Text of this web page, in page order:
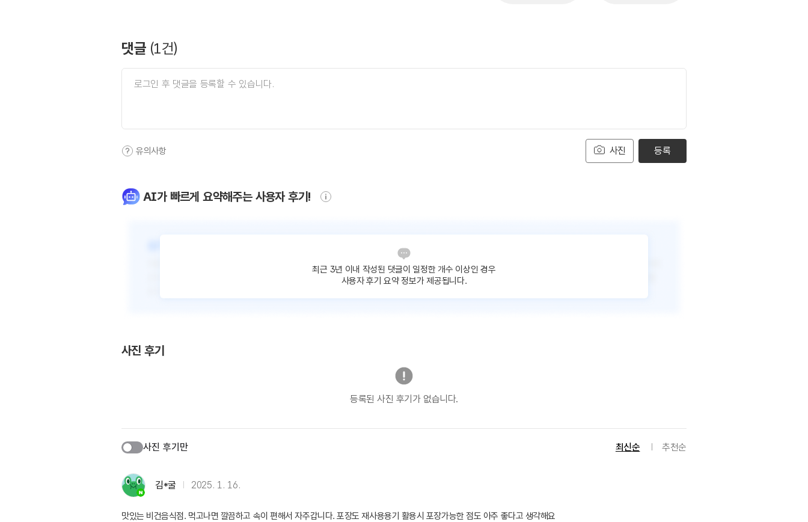
댓글 (1건)
사진
유의사항 등록
AI가 빠르게 요약해주는 사용자 후기!
최근 3년 이내 작성된 댓글이 일정한 개수 이상인 경우
사용자 후기 요약 정보가 제공됩니다.
사진 후기
등록된 사진 후기가 없습니다.
사진 후기만 최신순 추천순
김*굴 2025. 1. 16.
맛있는 비건음식점. 먹고나면 깔끔하고 속이 편해서 자주갑니다. 포장도 재사용용기 활용시 포장가능한 점도 아주 좋다고 생각해요